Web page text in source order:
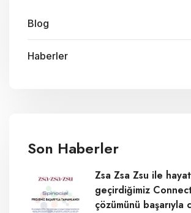
Blog
Haberler
Son Haberler
Zsa Zsa Zsu ile
geçirdiğimiz
çözümünü başarıyla